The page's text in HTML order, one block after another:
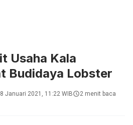
Usaha Kala
Budidaya Lobster
Januari 2021, 11:22 WIB
2 menit baca